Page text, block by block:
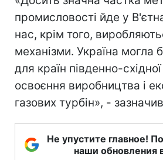
промисловості йде у
нас, крім того,
механізми. Україна могла
для країн південно-
освоєння виробництва і
газових турбін», -
Не упустите главное!
наши обновления